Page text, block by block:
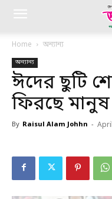
Home অন্যান্য
অন্যান্য
ঈদের ছুটি
ফিরছে মানুষ
By Raisul Alam Johhn -